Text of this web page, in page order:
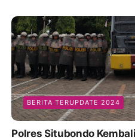
BERITA TERUPDATE 2024
Polres Situbondo